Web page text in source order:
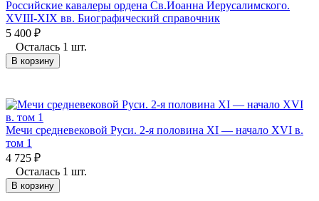
Российские кавалеры ордена Св.Иоанна Иерусалимского.
XVIII-XIX вв. Биографический справочник
5 400 ₽
Осталась 1 шт.
В корзину
Мечи средневековой Руси. 2-я половина XI — начало XVI в.
том 1
4 725 ₽
Осталась 1 шт.
В корзину